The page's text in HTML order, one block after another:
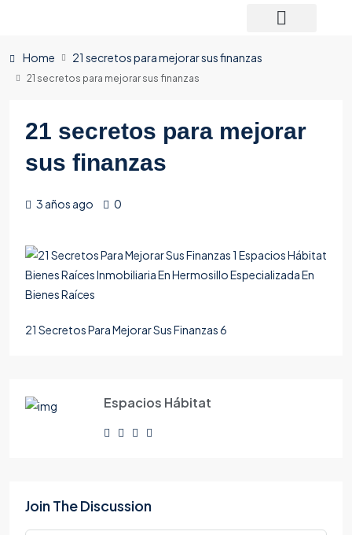
Home 21 secretos para mejorar sus finanzas
21 secretos para mejorar sus finanzas
21 secretos para mejorar
sus finanzas
3 años ago 0
21 Secretos Para Mejorar Sus Finanzas 6
Espacios Hábitat
Join The Discussion